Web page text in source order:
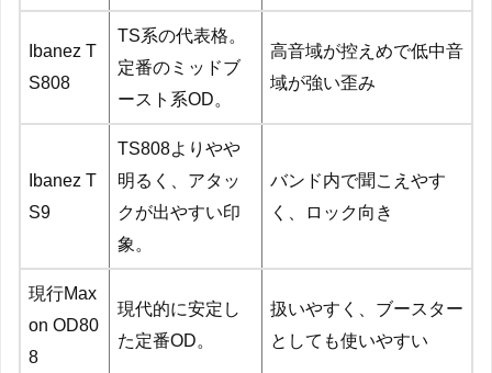
Ibanez T
S808
TS系の代表格。
定番のミッドブ
ースト系OD。
高音域が控えめで低中音
域が強い歪み
Ibanez T
S9
TS808よりやや
明るく、アタッ
クが出やすい印
象。
バンド内で聞こえやす
く、ロック向き
現行Max
on OD80
8
現代的に安定し
た定番OD。
扱いやすく、ブースター
としても使いやすい